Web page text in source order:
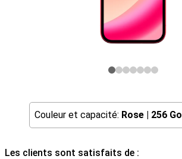
Couleur et capacité: Rose | 256 Go
Les clients sont satisfaits de :